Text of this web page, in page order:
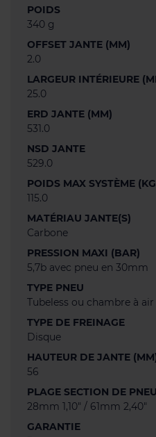
POIDS
340 g
OFFSET JANTE (MM)
2.0
LARGEUR INTÉRIEURE
25.0
ERD JANTE (MM)
531.0
NSD JANTE
529.0
POIDS MAX SYSTÈME
115.0
MATÉRIAU JANTE(S)
Carbone
PRESSION MAXI (BAR)
5,7b avec pneu en 30mm
TYPE PNEU
Tubeless ou chambre à air
TYPE DE FREINAGE
Disque
HAUTEUR DE JANTE
56
PLAGE SECTION DE
28mm 1,10" / 61mm 2,40"
GARANTIE